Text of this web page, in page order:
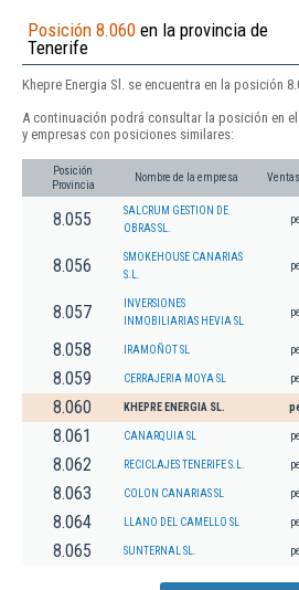
Posición 8.060 en la provincia de
Tenerife
Khepre Energia Sl. se encuentra en la posición
A continuación podrá consultar la posición en
y empresas con posiciones similares:
Posición
Provincia
Nombre de la empresa
8.055
SALCRUM GESTION DE
OBRAS SL.
8.056
SMOKEHOUSE CANARIAS
S.L.
8.057
INVERSIONES
INMOBILIARIAS HEVIA SL
8.058 IRAMOÑOT SL
8.059 CERRAJERIA MOYA SL
8.060 KHEPRE ENERGIA SL.
8.061 CANARQUIA SL
8.062 RECICLAJES TENERIFE S.L.
8.063 COLON CANARIAS SL
8.064 LLANO DEL CAMELLO SL
8.065 SUNTERNAL SL.